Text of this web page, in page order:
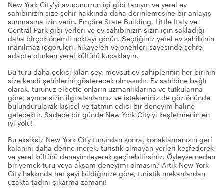
New York City'yi avucunuzun içi gibi tanıyın ve yerel ev
sahibinizin size şehir hakkında daha derinlemesine bir anlayış
sunmasına izin verin. Empire State Building, Little Italy ve
Central Park gibi yerleri ve ev sahibinizin sizin için sakladığı
daha birçok önemli noktayı görün. Seçtiğiniz yerel ev sahibinin
inanılmaz içgörüleri, hikayeleri ve önerileri sayesinde şehre
adapte olurken yerel kültürü kucaklayın.
Bu turu daha çekici kılan şey, mevcut ev sahiplerinin her birinin
size kendi şehirlerini gösterecek olmasıdır. Ev sahibine bağlı
olarak, turunuz elbette onların uzmanlıklarına ve tutkularına
göre, ayrıca sizin ilgi alanlarınız ve istekleriniz de göz önünde
bulundurularak kişisel ve tatmin edici bir deneyim haline
gelecektir. Sadece bir günde New York City'yi keşfetmenin en
iyi yolu!
Bu eksiksiz New York City turundan sonra, konaklamanızın geri
kalanını daha derine inerek, turistik olmayan yerleri keşfederek
ve yerel kültürü deneyimleyerek geçirebilirsiniz. Öyleyse neden
bir yemek turu veya akşam deneyimi olmasın? Artık New York
City hakkında her şeyi bildiğinize göre, turistik mekanlardan
uzakta tadını çıkarma zamanı!